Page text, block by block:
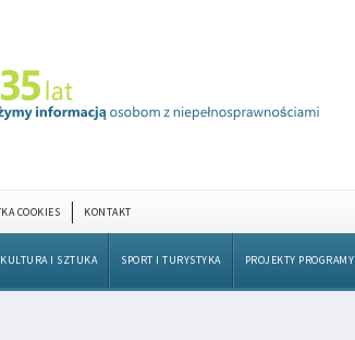
COOKIES KONTAKT
KULTURA I SZTUKA SPORT I TURYSTYKA PROJEKTY PROGRAMY